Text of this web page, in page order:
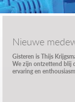
Nieuwe
Gisteren is Thijs
We zijn ontzettend blij
ervaring en